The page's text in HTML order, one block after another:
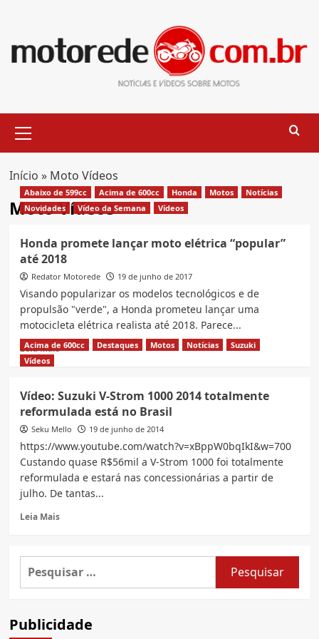
content
Menu
Início » Moto Vídeos
Moto Vídeos
Abaixo de 599cc Acima de 600cc Honda Motos
Notícias
Novidades
Vídeo da Semana Vídeos
Honda promete lançar moto elétrica “popular”
até 2018
Redator Motorede 19 de junho de 2017
Visando popularizar os modelos tecnológicos e de
propulsão "verde", a Honda prometeu lançar uma
motocicleta elétrica realista até 2018. Parece...
Leia MaisRead
promete
lançar
moto
“popular”
até
2018
Acima de 600cc Destaques Motos Notícias
Suzuki
Vídeos
Vídeo: Suzuki V-Strom 1000 2014 totalmente
reformulada está no Brasil
Seku Mello 19 de junho de 2014
https://www.youtube.com/watch?v=xBppW0bqIkI&w=700
Custando quase R$56mil a V-Strom 1000 foi totalmente
reformulada e estará nas concessionárias a partir de
julho. De tantas...
Leia MaisRead
Vídeo:
Suzuki
2014
Pesquisar
por:
Publicidade